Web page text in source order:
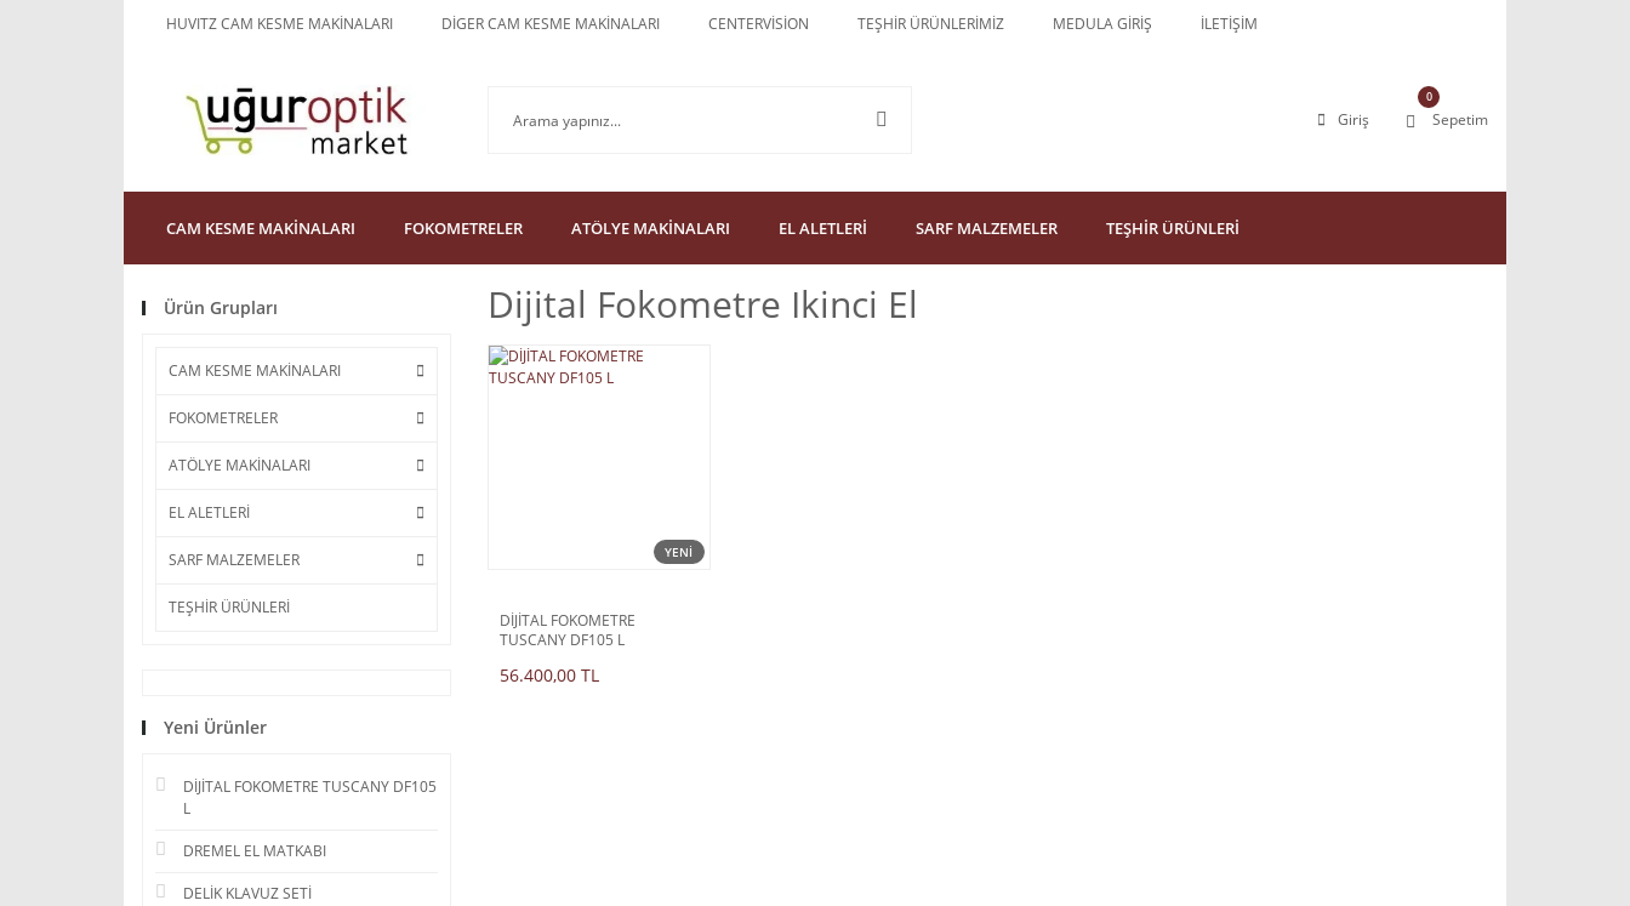
HUVITZ CAM KESME MAKİNALARI DİGER CAM KESME MAKİNALARI CENTERVİSİON TEŞHİR ÜRÜNLERİMİZ MEDULA GİRİŞ İLETİŞİM
Giriş Sepetim
0
CAM KESME MAKİNALARI FOKOMETRELER ATÖLYE MAKİNALARI EL ALETLERİ SARF MALZEMELER TEŞHİR ÜRÜNLERİ
Ürün Grupları
CAM KESME MAKİNALARI
FOKOMETRELER
ATÖLYE MAKİNALARI
EL ALETLERİ
SARF MALZEMELER
TEŞHİR ÜRÜNLERİ
Yeni Ürünler
DİJİTAL FOKOMETRE TUSCANY DF105
L
DREMEL EL MATKABI
DELİK KLAVUZ SETİ
Dijital Fokometre Ikinci El
YENİ
DİJİTAL FOKOMETRE
TUSCANY DF105 L
56.400,00 TL